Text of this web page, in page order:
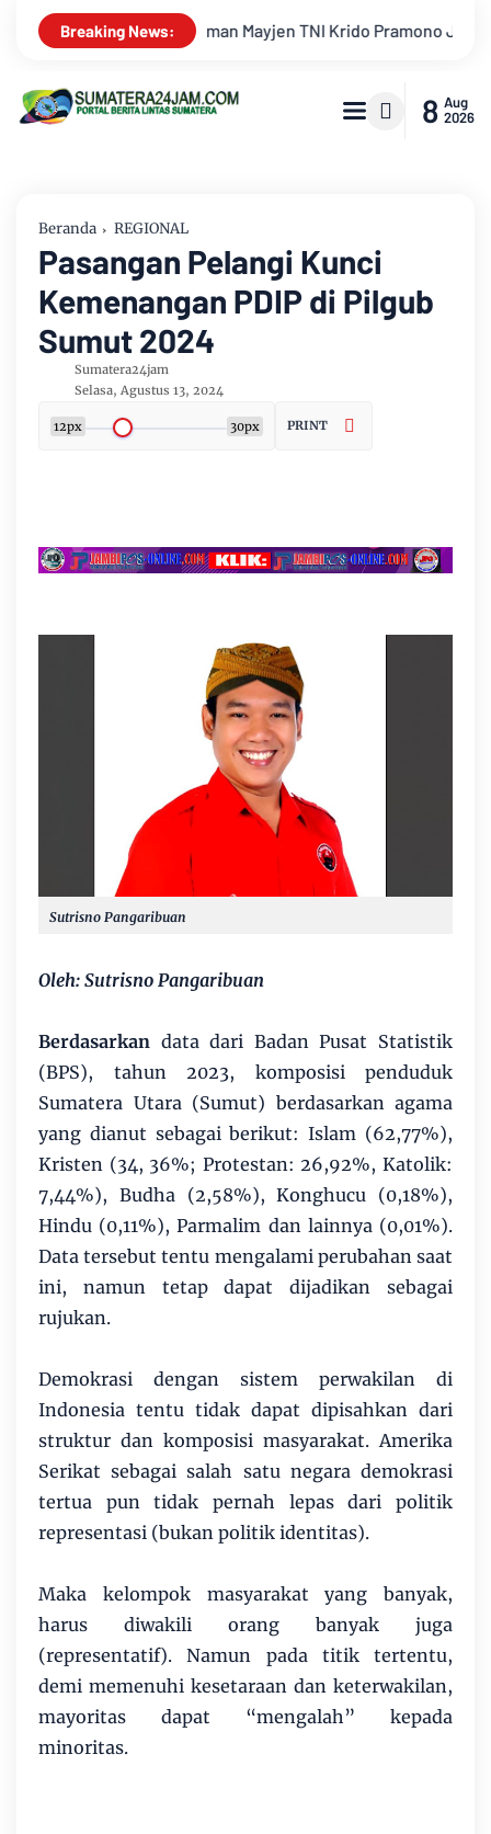
Breaking News:
Jadi Ikon Singing Competition HUT Ke-81 RI Kejati Jambi
8 Aug
2026
Beranda REGIONAL
Pasangan Pelangi Kunci
Kemenangan PDIP di Pilgub
Sumut 2024
Sumatera24jam
Selasa, Agustus 13, 2024
12px 30px PRINT
Sutrisno Pangaribuan
Oleh: Sutrisno Pangaribuan
Berdasarkan data dari Badan Pusat Statistik
(BPS), tahun 2023, komposisi penduduk
Sumatera Utara (Sumut) berdasarkan agama
yang dianut sebagai berikut: Islam (62,77%),
Kristen (34, 36%; Protestan: 26,92%, Katolik:
7,44%), Budha (2,58%), Konghucu (0,18%),
Hindu (0,11%), Parmalim dan lainnya (0,01%).
Data tersebut tentu mengalami perubahan saat
ini, namun tetap dapat dijadikan sebagai
rujukan.
Demokrasi dengan sistem perwakilan di
Indonesia tentu tidak dapat dipisahkan dari
struktur dan komposisi masyarakat. Amerika
Serikat sebagai salah satu negara demokrasi
tertua pun tidak pernah lepas dari politik
representasi (bukan politik identitas).
Maka kelompok masyarakat yang banyak,
harus diwakili orang banyak juga
(representatif). Namun pada titik tertentu,
demi memenuhi kesetaraan dan keterwakilan,
mayoritas dapat “mengalah” kepada
minoritas.